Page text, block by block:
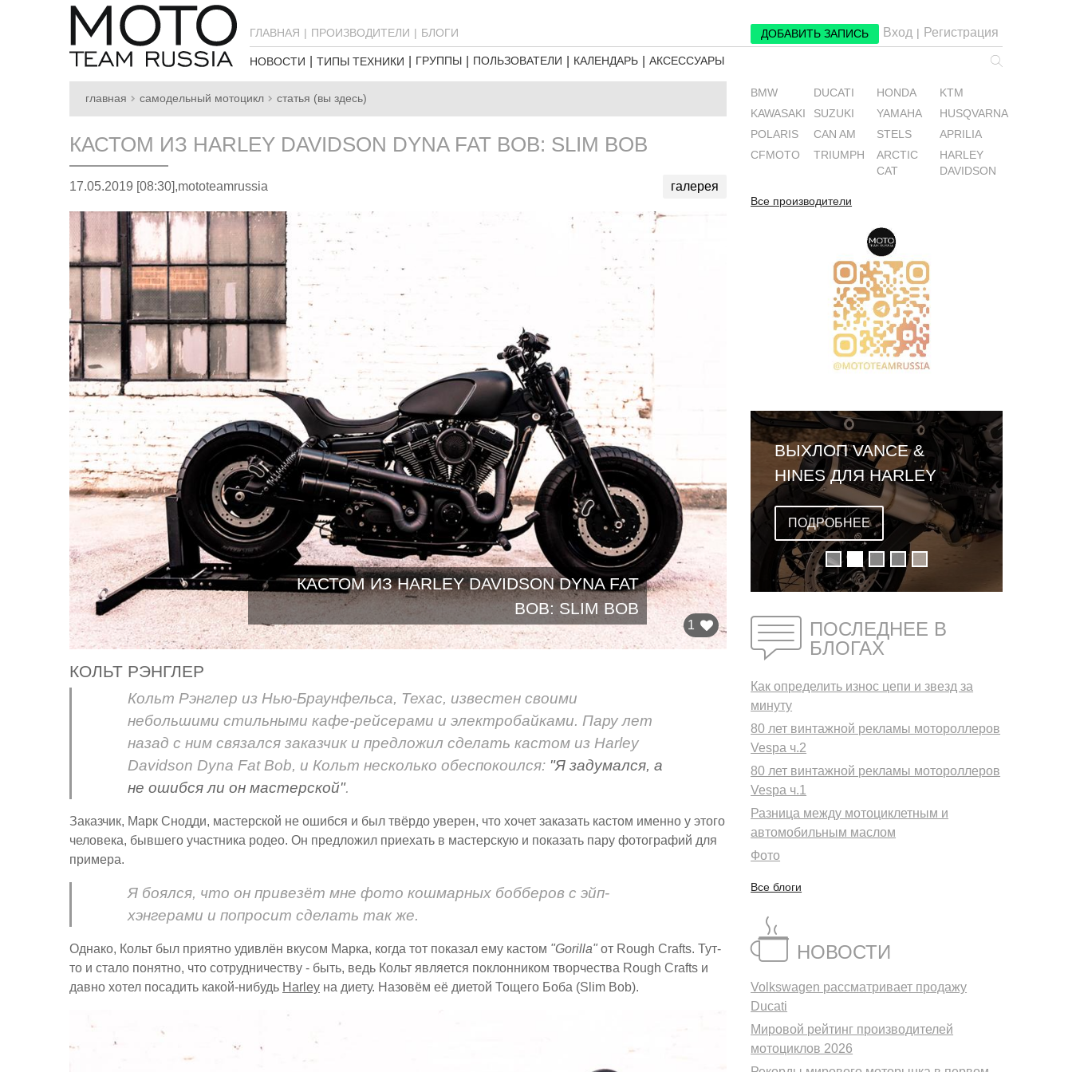
ГЛАВНАЯ ПРОИЗВОДИТЕЛИ БЛОГИ ДОБАВИТЬ ЗАПИСЬ Вход | Регистрация
НОВОСТИ ТИПЫ ТЕХНИКИ ГРУППЫ ПОЛЬЗОВАТЕЛИ КАЛЕНДАРЬ АКСЕССУАРЫ
главная самодельный мотоцикл статья (вы здесь)
КАСТОМ ИЗ HARLEY DAVIDSON DYNA FAT BOB: SLIM BOB
17.05.2019 [08:30],mototeamrussia галерея
КАСТОМ ИЗ HARLEY DAVIDSON DYNA FAT
BOB: SLIM BOB
1
КОЛЬТ РЭНГЛЕР
Кольт Рэнглер из Нью-Браунфельса, Техас, известен своими
небольшими стильными кафе-рейсерами и электробайками. Пару лет
назад с ним связался заказчик и предложил сделать кастом из Harley
Davidson Dyna Fat Bob, и Кольт несколько обеспокоился: "Я задумался, а
не ошибся ли он мастерской".
Заказчик, Марк Снодди, мастерской не ошибся и был твёрдо уверен, что хочет заказать кастом именно у этого
человека, бывшего участника родео. Он предложил приехать в мастерскую и показать пару фотографий для
примера.
Я боялся, что он привезёт мне фото кошмарных бобберов с эйп-
хэнгерами и попросит сделать так же.
Однако, Кольт был приятно удивлён вкусом Марка, когда тот показал ему кастом "Gorilla" от Rough Crafts. Тут-
то и стало понятно, что сотрудничеству - быть, ведь Кольт является поклонником творчества Rough Crafts и
давно хотел посадить какой-нибудь Harley на диету. Назовём её диетой Тощего Боба (Slim Bob).
BMW DUCATI HONDA
KTM
KAWASAKI
SUZUKI YAMAHA
HUSQVARNA
POLARIS
CAN AM STELS
APRILIA
CFMOTO
TRIUMPH
ARCTIC
CAT
HARLEY
DAVIDSON
Все производители
ВЫХЛОП VANCE &
HINES ДЛЯ HARLEY
DAVIDSON PAN AMERICA
ПОДРОБНЕЕ
ПОСЛЕДНЕЕ В
БЛОГАХ
Как определить износ цепи и звезд за
минуту
80 лет винтажной рекламы мотороллеров
Vespa ч.2
80 лет винтажной рекламы мотороллеров
Vespa ч.1
Разница между мотоциклетным и
автомобильным маслом
Фото
Все блоги
НОВОСТИ
Volkswagen рассматривает продажу
Ducati
Мировой рейтинг производителей
мотоциклов 2026